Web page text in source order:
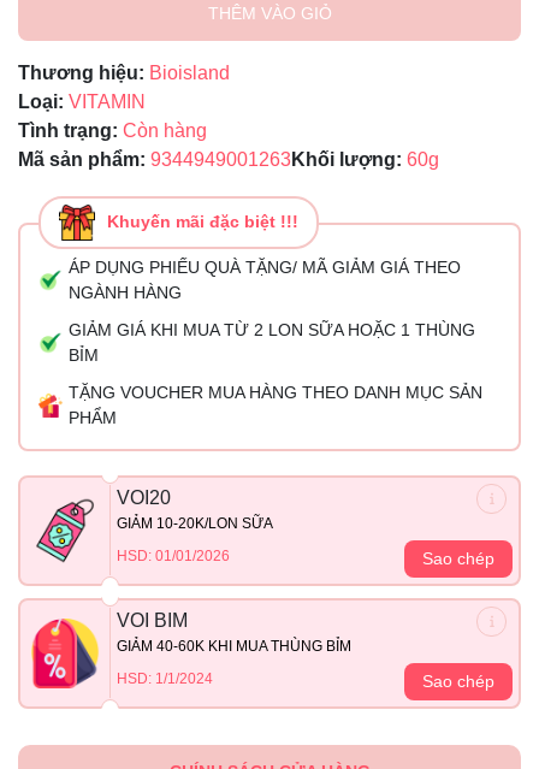
THÊM VÀO GIỎ
Thương hiệu: Bioisland
Loại: VITAMIN
Tình trạng: Còn hàng
Mã sản phẩm: 9344949001263Khối lượng: 60g
Khuyến mãi đặc biệt !!!
ÁP DỤNG PHIẾU QUÀ TẶNG/ MÃ GIẢM GIÁ THEO
NGÀNH HÀNG
GIẢM GIÁ KHI MUA TỪ 2 LON SỮA HOẶC 1 THÙNG
BỈM
TẶNG VOUCHER MUA HÀNG THEO DANH MỤC SẢN
PHẨM
VOI20
GIẢM 10-20K/LON SỮA
HSD: 01/01/2026
Sao chép
VOI BIM
GIẢM 40-60K KHI MUA THÙNG BỈM
HSD: 1/1/2024
Sao chép